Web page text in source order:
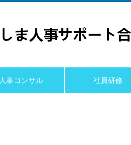
人事コンサル 社員研修